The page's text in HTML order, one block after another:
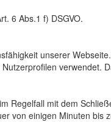
6 Abs.1 f) DSGVO.
unserer
verwendet.
Regelfall mit dem
von einigen Minuten bis